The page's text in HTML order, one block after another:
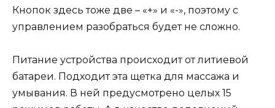
Кнопок здесь тоже две – «+» и «-», поэтому с
управлением разобраться будет не сложно.
Питание устройства происходит от литиевой
батареи. Подходит эта щетка для массажа и
умывания. В ней предусмотрено целых 15